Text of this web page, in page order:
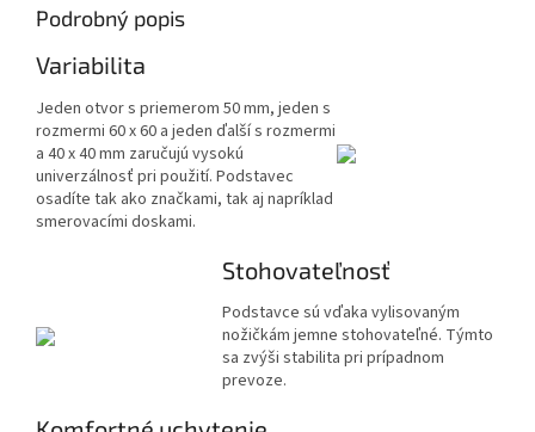
Podrobný popis
Variabilita
Jeden otvor s priemerom 50 mm, jeden s
rozmermi 60 x 60 a jeden ďalší s rozmermi
a 40 x 40 mm zaručujú vysokú
univerzálnosť pri použití. Podstavec
osadíte tak ako značkami, tak aj napríklad
smerovacími doskami.
Stohovateľnosť
Podstavce sú vďaka vylisovaným
nožičkám jemne stohovateľné. Týmto
sa zvýši stabilita pri prípadnom
prevoze.